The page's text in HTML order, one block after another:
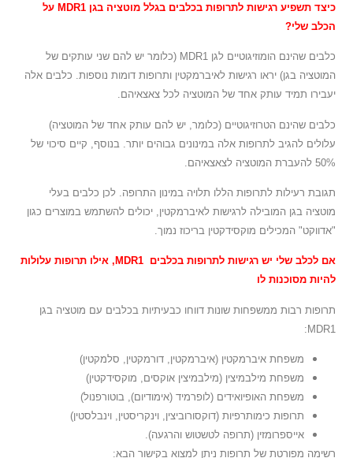
כיצד תשפיע רגישות לתרופות בכלבים בגלל מוטציה בגן MDR1 על
הכלב שלי?
כלבים שהינם הומוזיגוטיים לגן MDR1 (כלומר יש להם שני עותקים של
המוטציה בגן) יראו רגישות לאיברמקטין ותרופות דומות נוספות. כלבים אלה
יעבירו תמיד עותק אחד של המוטציה לכל צאצאיהם.
כלבים שהינם הטרוזיגוטיים (כלומר, יש להם עותק אחד של המוטציה)
עלולים להגיב לתרופות אלה במינונים גבוהים יותר. בנוסף, קיים סיכוי של
50% להעברת המוטציה לצאצאיהם.
תגובת רעילות לתרופות הללו תלויה במינון התרופה. לכן כלבים בעלי
מוטציה בגן המובילה לרגישות לאיברמקטין, יכולים להשתמש במוצרים כגון
"אדווקט" המכילים מוקסידקטין בריכוז נמוך.
אם לכלב שלי יש רגישות לתרופות בכלבים MDR1, אילו תרופות עלולות
להיות מסוכנות לו
תרופות רבות ממשפחות שונות דווחו כבעיתיות בכלבים עם מוטציה בגן
MDR1:
משפחת איברמקטין (איברמקטין, דורמקטין, סלמקטין)
משפחת מילבמיצין (מילבמיצין אוקסים, מוקסידקטין)
משפחת האופיואידים (לופרמיד (אימודיום), בוטורפנול)
תרופות כימותרפיות (דוקסורוביצין, וינקריסטין, וינבלסטין)
אייספרומזין (תרופה לטשטוש והרגעה).
רשימה מפורטת של תרופות ניתן למצוא בקישור הבא: